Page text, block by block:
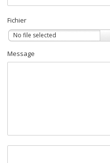
Fichier
No file selected
Message